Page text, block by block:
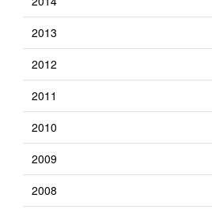
2013
2012
2011
2010
2009
2008